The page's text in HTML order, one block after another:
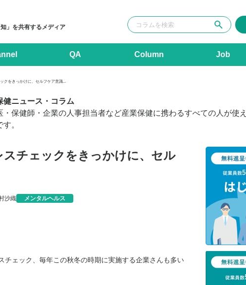
」を共有するメディア
QA Column Job
クをきっかけに、セルフケア意識...
健ニュース・コラム
・保健師・企業の人事担当者など産業保健に携わるすべての人が使
す。
スチェックをきっかけに、セル
沙織
メンタルヘルス
チェック、毎年この秋冬の時期に実施する企業さんも多い